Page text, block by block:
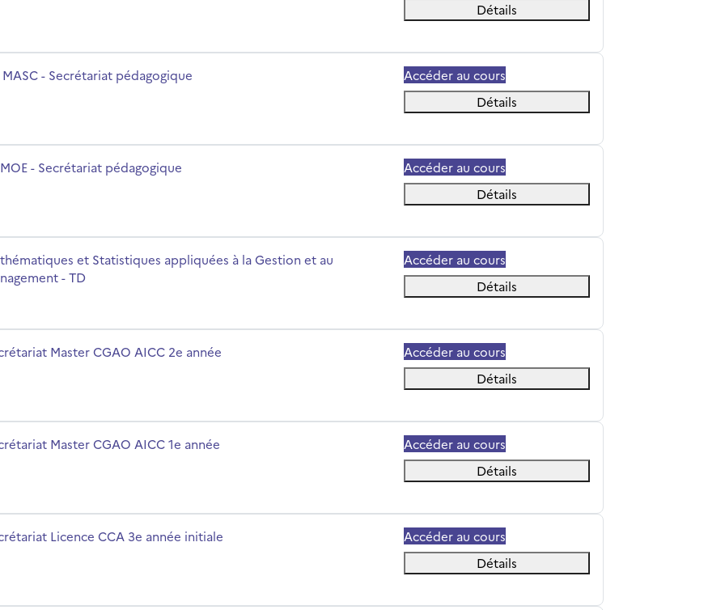
Détails
du cours
MASC - Secrétariat pédagogique
Accéder au cours
Détails
du cours
- Secrétariat pédagogique
Accéder au cours
Détails
à la Gestion et au Management - TD
du cours
et Statistiques appliquées à la Gestion et au
- TD
Accéder au cours
Détails
du coursMaster CGAO AICC 2e année
Accéder au cours
Détails
du coursMaster CGAO AICC 1e année
Accéder au cours
Détails
du coursLicence CCA 3e année initiale
Accéder au cours
Détails